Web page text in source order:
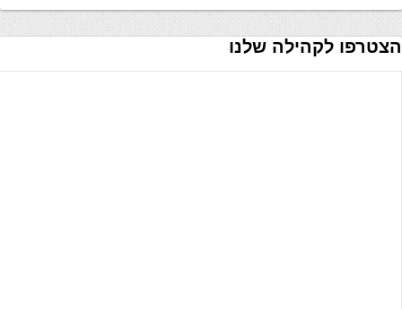
לכתיבה.
הצטרפו לקהילה שלנו